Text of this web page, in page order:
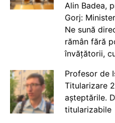
Alin Badea,
Gorj:
Ne sună
rămân fără
învățătorii,
Profesor de
Titularizare
așteptările.
titularizabile